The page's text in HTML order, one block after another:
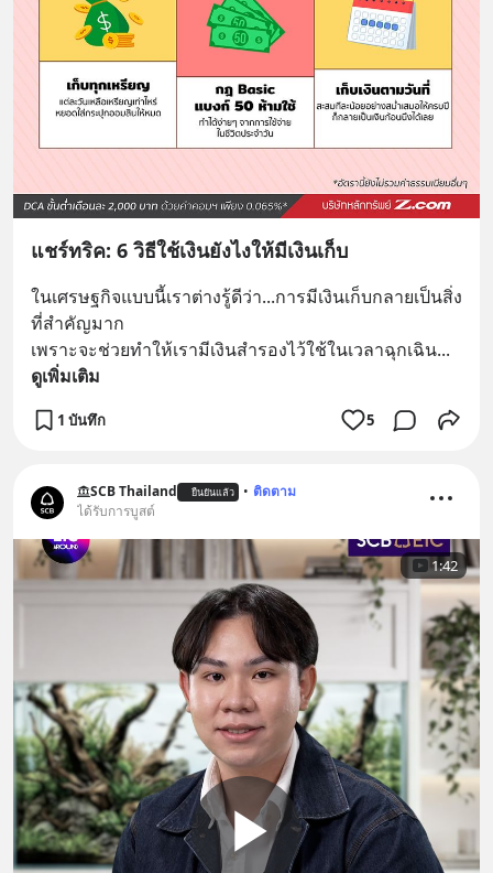
แชร์ทริค: 6 วิธีใช้เงินยังไงให้มีเงินเก็บ
ในเศรษฐกิจแบบนี้เราต่างรู้ดีว่า...การมีเงินเก็บกลายเป็นสิ่ง
ที่สำคัญมาก
เพราะจะช่วยทำให้เรามีเงินสำรองไว้ใช้ในเวลาฉุกเฉิน...
ดูเพิ่มเติม
1 บันทึก 5
SCB Thailand ยืนยันแล้ว • ติดตาม
ได้รับการบูสต์
1:42